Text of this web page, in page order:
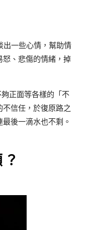
一些心情，幫助情
、悲傷的情緒，掉
正面等各樣的「不
信任，於復原路之
後一滴水也不剩。